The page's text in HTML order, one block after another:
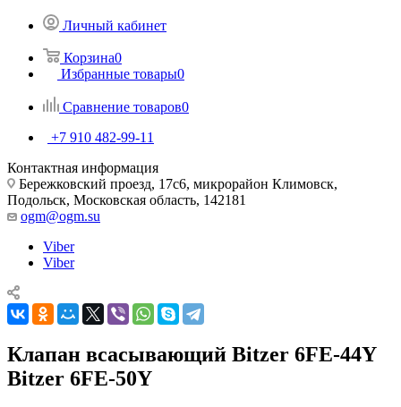
Личный кабинет
Корзина0
Избранные товары0
Сравнение товаров0
+7 910 482-99-11
Контактная информация
Бережковский проезд, 17с6, микрорайон Климовск,
Подольск, Московская область, 142181
ogm@ogm.su
Viber
Viber
Клапан всасывающий Bitzer 6FE-44Y
Bitzer 6FE-50Y